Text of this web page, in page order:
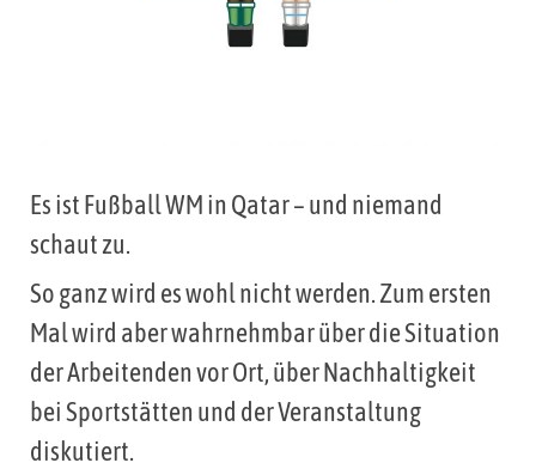
Es ist Fußball WM in Qatar – und niemand
schaut zu.
So ganz wird es wohl nicht werden. Zum ersten
Mal wird aber wahrnehmbar über die Situation
der Arbeitenden vor Ort, über Nachhaltigkeit
bei Sportstätten und der Veranstaltung
diskutiert.